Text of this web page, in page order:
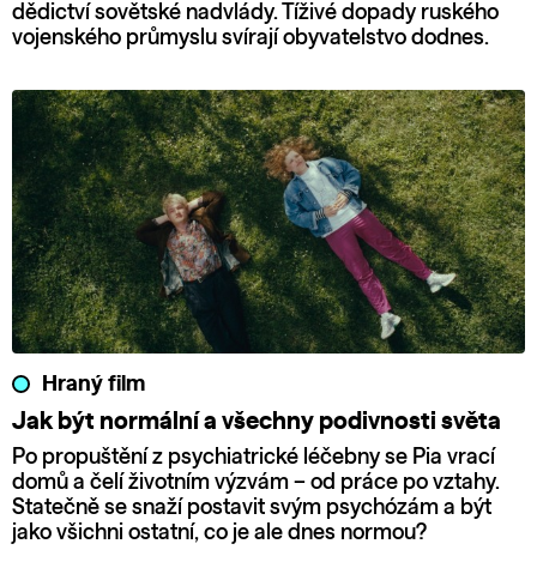
dědictví sovětské nadvlády. Tíživé dopady ruského
vojenského průmyslu svírají obyvatelstvo dodnes.
Hraný film
Jak být normální a všechny podivnosti světa
Po propuštění z psychiatrické léčebny se Pia vrací
domů a čelí životním výzvám – od práce po vztahy.
Statečně se snaží postavit svým psychózám a být
jako všichni ostatní, co je ale dnes normou?